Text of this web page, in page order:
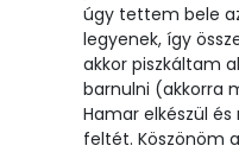
úgy tettem bele
legyenek, így
akkor piszkáltam
barnulni (akkorra
Hamar elkészül
feltét. Köszönöm